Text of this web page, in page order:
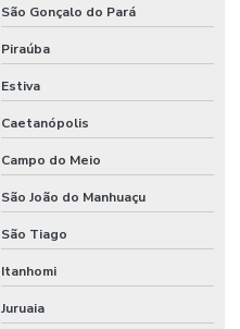
São Gonçalo do Pará
Piraúba
Estiva
Caetanópolis
Campo do Meio
São João do Manhuaçu
São Tiago
Itanhomi
Juruaia